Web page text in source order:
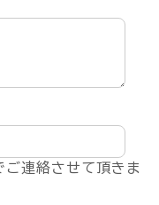
連絡させて頂きま